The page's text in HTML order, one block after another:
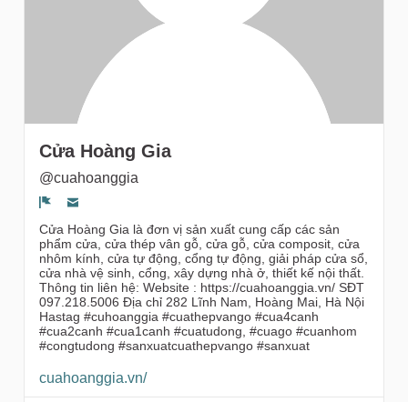
Cửa Hoàng Gia
@cuahoanggia
Segnala un problema
Cửa Hoàng Gia là đơn vị sản xuất cung cấp các sản
phẩm cửa, cửa thép vân gỗ, cửa gỗ, cửa composit, cửa
nhôm kính, cửa tự động, cổng tự động, giải pháp cửa sổ,
cửa nhà vệ sinh, cổng, xây dựng nhà ở, thiết kế nội thất.
Thông tin liên hệ: Website : https://cuahoanggia.vn/ SĐT
097.218.5006 Địa chỉ 282 Lĩnh Nam, Hoàng Mai, Hà Nội
Hastag #cuhoanggia #cuathepvango #cua4canh
#cua2canh #cua1canh #cuatudong, #cuago #cuanhom
#congtudong #sanxuatcuathepvango #sanxuat
cuahoanggia.vn/